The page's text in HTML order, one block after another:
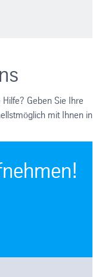
Geben Sie Ihre
mit Ihnen in